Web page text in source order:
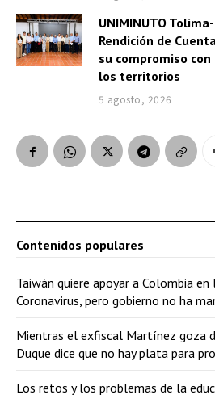
UNIMINUTO
Rendición de
su compromiso
los territorios
5 agosto, 2026
Contenidos populares
Taiwán quiere apoyar a Colombia
Coronavirus, pero gobierno no ha
Mientras el exfiscal Martínez goza
Duque dice que no hay plata para
Los retos y los problemas de la